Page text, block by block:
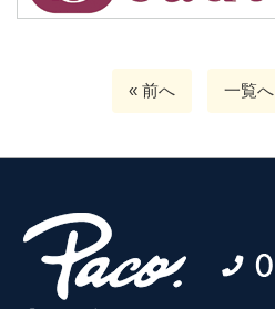
« 前へ 一覧へ